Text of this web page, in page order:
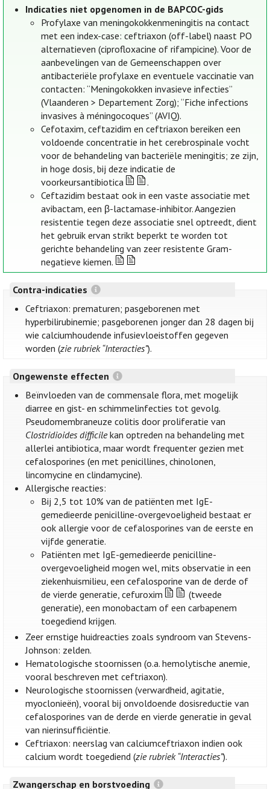
Indicaties niet opgenomen in de BAPCOC-gids
Profylaxe van meningokokkenmeningitis na contact
met een index-case: ceftriaxon (off-label) naast PO
alternatieven (ciprofloxacine of rifampicine). Voor de
aanbevelingen van de Gemeenschappen over
antibacteriële profylaxe en eventuele vaccinatie van
contacten: “Meningokokken invasieve infecties”
(Vlaanderen > Departement Zorg); “Fiche infections
invasives à méningocoques” (AVIQ).
Cefotaxim, ceftazidim en ceftriaxon bereiken een
voldoende concentratie in het cerebrospinale vocht
voor de behandeling van bacteriële meningitis; ze zijn,
in hoge dosis, bij deze indicatie de
voorkeursantibiotica
.
Ceftazidim bestaat ook in een vaste associatie met
avibactam, een β-lactamase-inhibitor. Aangezien
resistentie tegen deze associatie snel optreedt, dient
het gebruik ervan strikt beperkt te worden tot
gerichte behandeling van zeer resistente Gram-
negatieve kiemen.
Contra-indicaties
Ceftriaxon: prematuren; pasgeborenen met
hyperbilirubinemie; pasgeborenen jonger dan 28 dagen bij
wie calciumhoudende infusievloeistoffen gegeven
worden (zie rubriek “Interacties”).
Ongewenste effecten
Beïnvloeden van de commensale flora, met mogelijk
diarree en gist- en schimmelinfecties tot gevolg.
Pseudomembraneuze colitis door proliferatie van
Clostridioides difficilekan optreden na behandeling met
allerlei antibiotica, maar wordt frequenter gezien met
cefalosporines (en met penicillines, chinolonen,
lincomycine en clindamycine).
Allergische reacties:
Bij 2,5 tot 10% van de patiënten met IgE-
gemedieerde penicilline-overgevoeligheid bestaat er
ook allergie voor de cefalosporines van de eerste en
vijfde generatie.
Patiënten met IgE-gemedieerde penicilline-
overgevoeligheid mogen wel, mits observatie in een
ziekenhuismilieu, een cefalosporine van de derde of
de vierde generatie, cefuroxim
(tweede
generatie), een monobactam of een carbapenem
toegediend krijgen.
Zeer ernstige huidreacties zoals syndroom van Stevens-
Johnson: zelden.
Hematologische stoornissen (o.a. hemolytische anemie,
vooral beschreven met ceftriaxon).
Neurologische stoornissen (verwardheid, agitatie,
myoclonieën), vooral bij onvoldoende dosisreductie van
cefalosporines van de derde en vierde generatie in geval
van nierinsufficiëntie.
Ceftriaxon: neerslag van calciumceftriaxon indien ook
calcium wordt toegediend (zie rubriek “Interacties”).
Zwangerschap en borstvoeding